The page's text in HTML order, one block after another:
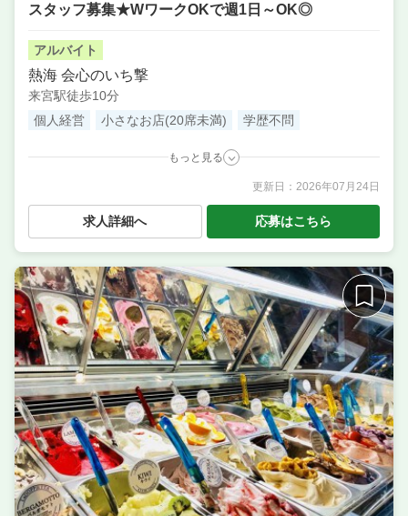
スタッフ募集★WワークOKで週1日～OK◎
アルバイト
熱海 会心のいち撃
来宮駅徒歩10分
個人経営
小さなお店(20席未満) 学歴不問
もっと見る
ラーメンとまぜそばのお店
住所 静岡県熱海市銀座町8-3 勝呂ビル 1F
単価 2000円〜3000円
更新日： 2026年07月24日
求人詳細へ 応募はこちら